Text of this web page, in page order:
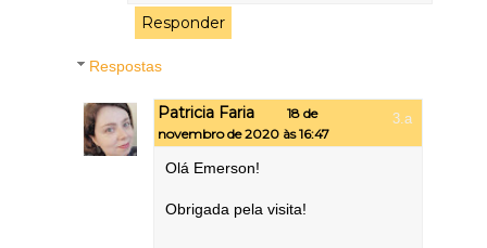
Responder
Respostas
Patricia Faria
18 de
novembro de 2020 às 16:47
Olá Emerson!
Obrigada pela visita!